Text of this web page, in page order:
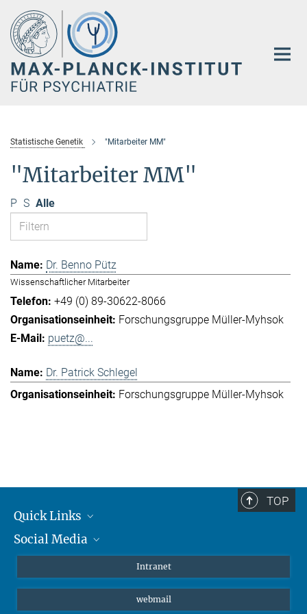
Hauptinhalt
Statistische Genetik "Mitarbeiter MM"
"Mitarbeiter MM"
P S Alle
Dr. Benno Pütz
Wissenschaftlicher Mitarbeiter
+49 (0) 89-30622-8066
Forschungsgruppe Müller-Myhsok
puetz@...
Dr. Patrick Schlegel
Forschungsgruppe Müller-Myhsok
TOP
Quick Links
Student*innen/Wissenschaftler*innen
Social Media
Bluesky
Intranet
webmail